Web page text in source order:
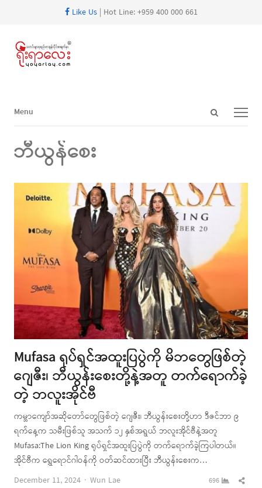
Like Us| Hot Line: +959 400 000 661
Open
Menu
Menu
ဘီယွန်စေး
Mufasa ရုပ်ရှင်အထူးပြပွဲကို မိဘတွေဖြစ်တဲ့
ဂျေဇီး၊ ဘီယွန်းစေးတို့နဲ့အတူ တက်ရောက်ခဲ့
တဲ့ ဘလူးအိုင်ဗီ
ကမ္ဘာကျော်အဆိုတော်တွေဖြစ်တဲ့ ဂျေဇီး၊ ဘီယွန်းစေးတို့ဟာ ဒီဇင်ဘာ ၉
ရက်နေ့က သမီးဖြစ်သူ အသက် ၁၂ နှစ်အရွယ် ဘလူးအိုင်ဗီနဲ့အတူ
Mufasa:The Lion King ရုပ်ရှင်အထူးပြပွဲကို တက်ရောက်ခဲ့ကြပါတယ်။
အိုင်ဗီက ရွှေရောင်ဂါဝန်ကို ဝတ်ဆင်ထားပြီး ဘီယွန်းစေးက…
December 11, 2024
Author
Wun Lae 696